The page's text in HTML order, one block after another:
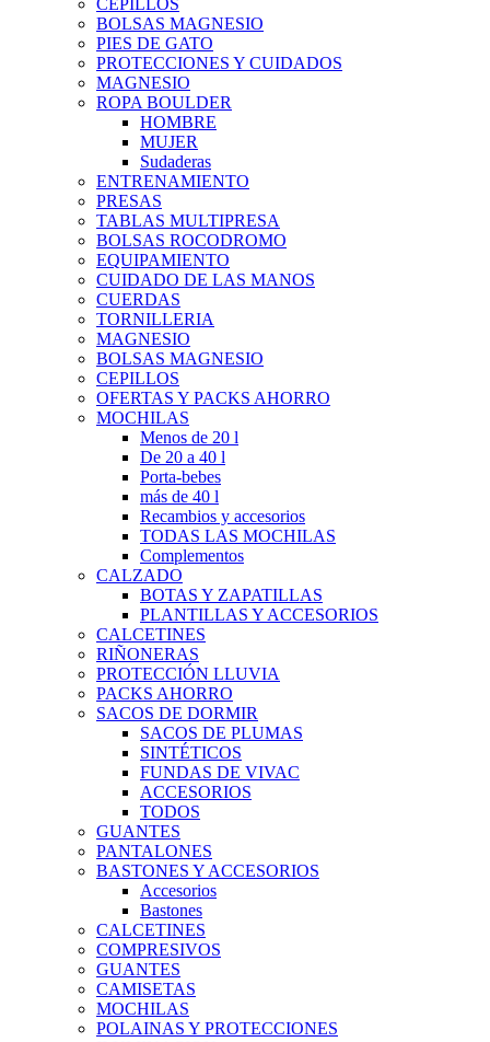
CEPILLOS
BOLSAS MAGNESIO
PIES DE GATO
PROTECCIONES Y CUIDADOS
MAGNESIO
ROPA BOULDER
HOMBRE
MUJER
Sudaderas
ENTRENAMIENTO
PRESAS
TABLAS MULTIPRESA
BOLSAS ROCODROMO
EQUIPAMIENTO
CUIDADO DE LAS MANOS
CUERDAS
TORNILLERIA
MAGNESIO
BOLSAS MAGNESIO
CEPILLOS
OFERTAS Y PACKS AHORRO
MOCHILAS
Menos de 20 l
De 20 a 40 l
Porta-bebes
más de 40 l
Recambios y accesorios
TODAS LAS MOCHILAS
Complementos
CALZADO
BOTAS Y ZAPATILLAS
PLANTILLAS Y ACCESORIOS
CALCETINES
RIÑONERAS
PROTECCIÓN LLUVIA
PACKS AHORRO
SACOS DE DORMIR
SACOS DE PLUMAS
SINTÉTICOS
FUNDAS DE VIVAC
ACCESORIOS
TODOS
GUANTES
PANTALONES
BASTONES Y ACCESORIOS
Accesorios
Bastones
CALCETINES
COMPRESIVOS
GUANTES
CAMISETAS
MOCHILAS
POLAINAS Y PROTECCIONES